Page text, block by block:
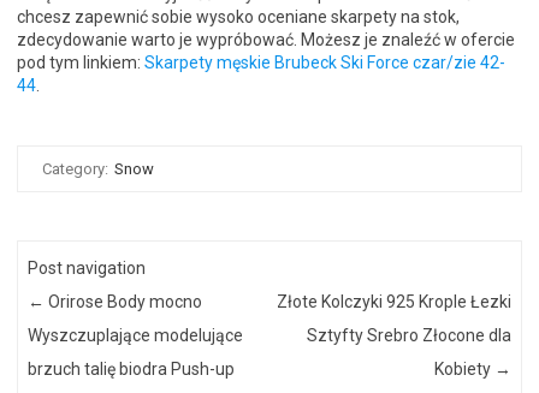
chcesz zapewnić sobie wysoko oceniane skarpety na stok,
zdecydowanie warto je wypróbować. Możesz je znaleźć w ofercie
pod tym linkiem: Skarpety męskie Brubeck Ski Force czar/zie 42-
44
Category: Snow
Post navigation
← Orirose Body mocno
Wyszczuplające modelujące
brzuch talię biodra Push-up
Złote Kolczyki 925 Krople Łezki
Sztyfty Srebro Złocone dla
Kobiety →